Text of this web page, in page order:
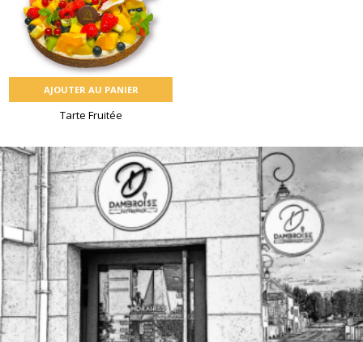
AJOUTER AU PANIER
Tarte Fruitée